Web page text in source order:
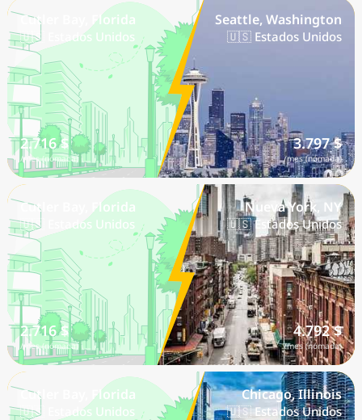
Cutler Bay, Florida
🇺🇸 Estados Unidos
2.716 $
/mes (nómada)
Seattle, Washington
🇺🇸 Estados Unidos
3.797 $
/mes (nómada)
Cutler Bay, Florida
🇺🇸 Estados Unidos
2.716 $
/mes (nómada)
Nueva York, NY
🇺🇸 Estados Unidos
4.792 $
/mes (nómada)
Cutler Bay, Florida
🇺🇸 Estados Unidos
Chicago, Illinois
🇺🇸 Estados Unidos